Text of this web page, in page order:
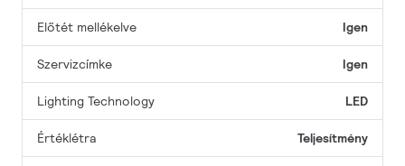
Előtét mellékelve Igen
Szervizcímke Igen
Lighting Technology LED
Értéklétra Teljesítmény